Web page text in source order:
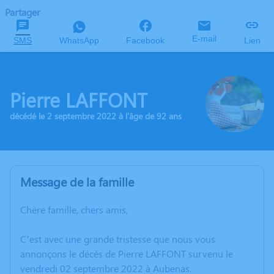
Partager
SMS WhatsApp Facebook E-mail Lien
Pierre LAFFONT
décédé le 2 septembre 2022 à l'âge de 92 ans
Message de la famille
Chère famille, chers amis,
C’est avec une grande tristesse que nous vous
annonçons le décès de Pierre LAFFONT survenu le
vendredi 02 septembre 2022 à Aubenas.